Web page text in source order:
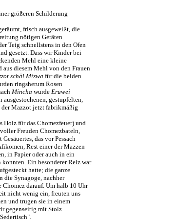
größeren Schilderung
frisch ausgeweißt, die
nötigen Geräten
Teig schnellstens in den Ofen
gesetzt. Dass wir Kinder bei
Mehl eine kleine
aus diesem Mehl von den Frauen
schäl Mizwa für die beiden
ringsherum Rosen
Mincha wurde Eruwei
ausgestochenen, gestupfelten,
Mazzot jetzt fabrikmäßig
Holz für das Chomezfeuer) und
Freuden Chomezbateln,
das vor Pessach
Rest einer der Mazzen
in Papier oder auch in ein
Ein besonderer Reiz war
hatte; die ganze
die Synagoge, nachher
Chomez darauf. Um halb 10 Uhr
nicht wenig ein, freuten uns
und trugen sie in einem
gegenseitig mit Stolz